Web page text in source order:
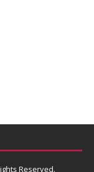
Reserved.